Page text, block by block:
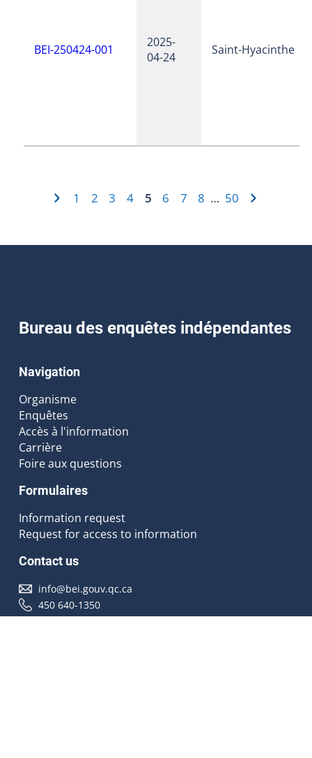
BEI-250424-001
2025-
04-24
Saint-Hyacinthe
1 2 3 4 5 6 7 8 … 50
Bureau des enquêtes indépendantes
Navigation
Organisme
Enquêtes
Accès à l'information
Carrière
Foire aux questions
Formulaires
Information request
Request for access to information
Contact us
info@bei.gouv.qc.ca
450 640-1350